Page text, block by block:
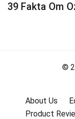
39 Fakta Om
©
About Us
Product